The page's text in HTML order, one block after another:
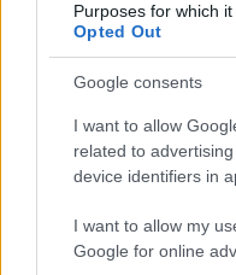
Purposes for which it
Opted Out
Google consents
I want to allow
related to
device identifiers in
I want to allow my
Google for online
provenienza terrestre
plausibile è che si
resti di animali estinti,
In passato, Maussan
affermazioni. Senza
rivista scientifica con